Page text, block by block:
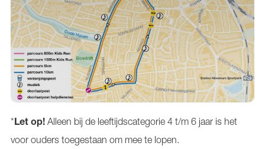
*Let op! Alleen bij de leeftijdscategorie 4 t/m 6 jaar is het
voor ouders toegestaan om mee te lopen.